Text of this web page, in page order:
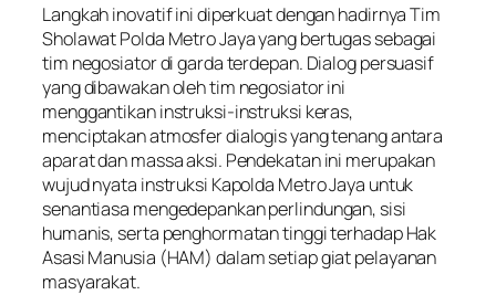
Langkah inovatif ini diperkuat dengan hadirnya Tim
Sholawat Polda Metro Jaya yang bertugas sebagai
tim negosiator di garda terdepan. Dialog persuasif
yang dibawakan oleh tim negosiator ini
menggantikan instruksi-instruksi keras,
menciptakan atmosfer dialogis yang tenang antara
aparat dan massa aksi. Pendekatan ini merupakan
wujud nyata instruksi Kapolda Metro Jaya untuk
senantiasa mengedepankan perlindungan, sisi
humanis, serta penghormatan tinggi terhadap Hak
Asasi Manusia (HAM) dalam setiap giat pelayanan
masyarakat.